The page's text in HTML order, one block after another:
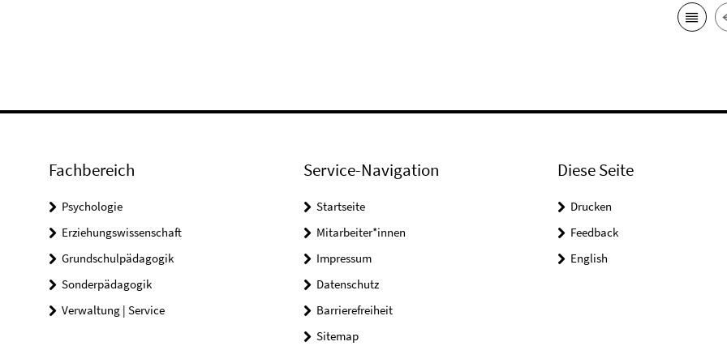
Fachbereich
Psychologie
Erziehungswissenschaft
Grundschulpädagogik
Sonderpädagogik
Verwaltung | Service
Service-Navigation
Startseite
Mitarbeiter*innen
Impressum
Datenschutz
Barrierefreiheit
Sitemap
Diese Seite
Drucken
Feedback
English